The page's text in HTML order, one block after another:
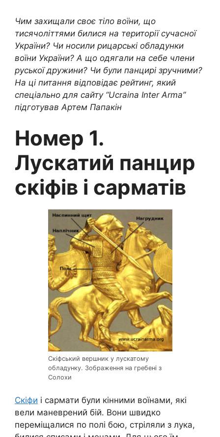
Чим захищали своє тіло воїни, що
тисячоліттями билися на території сучасної
України? Чи носили рицарські обладунки
воїни України? А що одягали на себе члени
руської дружини? Чи були панцирі зручними?
На ці питання відповідає рейтинг, який
спеціально для сайту “Ucraina Inter Arma”
підготував Артем Папакін
Номер 1.
Лускатий панцир
скіфів і сарматів
Скіфський вершник у лускатому
обладунку. Зображення на гребені з
Солохи
Скіфи і сармати були кінними воїнами, які
вели маневрений бій. Вони швидко
переміщалися по полі бою, стріляли з лука,